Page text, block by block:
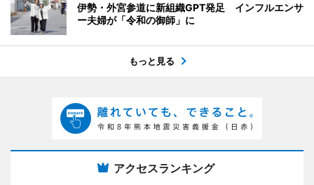
伊勢・外宮参道に新組織GPT発足 インフルエンサ
ー夫婦が「令和の御師」に
もっと見る
アクセスランキング